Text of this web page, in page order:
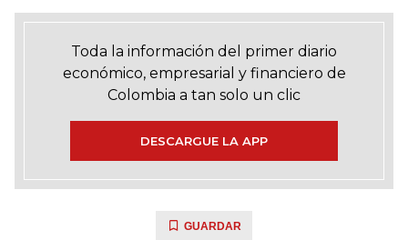
Toda la información del primer diario
económico, empresarial y financiero de
Colombia a tan solo un clic
DESCARGUE LA APP
GUARDAR